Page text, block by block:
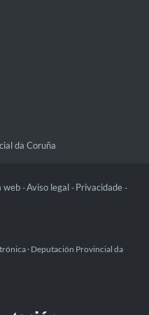
da Coruña
web -Aviso legal - Privacidade -
· Deputación Provincial da